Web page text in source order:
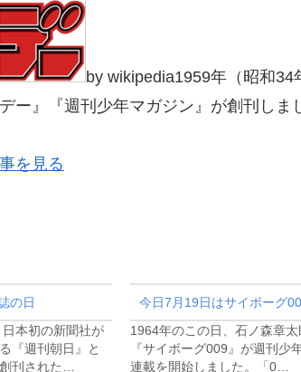
by wikipedia1959年（昭和
デー』『週刊少年マガジン』が創刊し
を見る
の日
本初の新聞社が
『週刊朝日』と
刊された…
今日7月19日はサイボーグ
1964年のこの日、石ノ森章
『サイボーグ009』が週刊少
連載を開始しました。「0…